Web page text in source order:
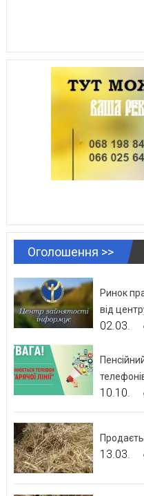
Оголошення >>
Ринок
від
02.03.
10.10.
13.03.